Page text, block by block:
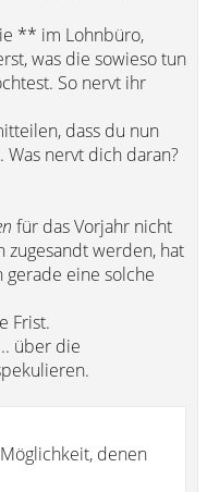
** im Lohnbüro,
was die sowieso tun
So nervt ihr
dass du nun
nervt dich daran?
für das Vorjahr nicht
zugesandt werden, hat
gerade eine solche
Frist.
über die
denen